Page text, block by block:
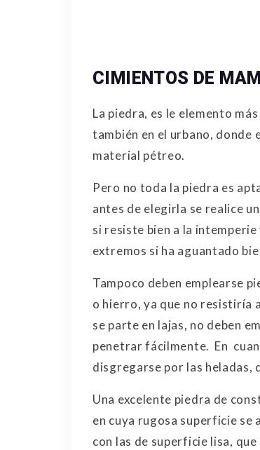
CIMIENTOS DE
La piedra, es le elemento
también en el urbano, donde
material pétreo.
Pero no toda la piedra es
antes de elegirla se realice
si resiste bien a la
extremos si ha aguantado
Tampoco deben emplearse
o hierro, ya que no resistiría
se parte en lajas, no deben
penetrar fácilmente. En
disgregarse por las heladas,
Una excelente piedra de
en cuya rugosa superficie
con las de superficie lisa,